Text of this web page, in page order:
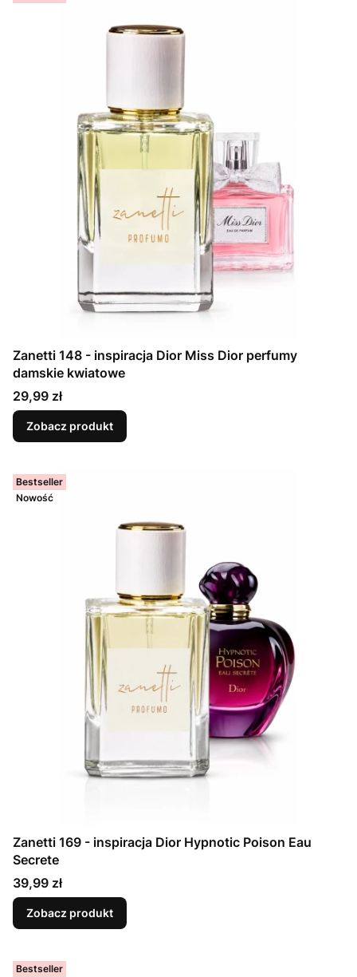
Zanetti 148 - inspiracja Dior Miss Dior perfumy
damskie kwiatowe
Cena
29,99 zł
Zobacz produkt
Bestseller
Nowość
Zanetti 169 - inspiracja Dior Hypnotic Poison Eau
Secrete
Cena
39,99 zł
Zobacz produkt
Bestseller